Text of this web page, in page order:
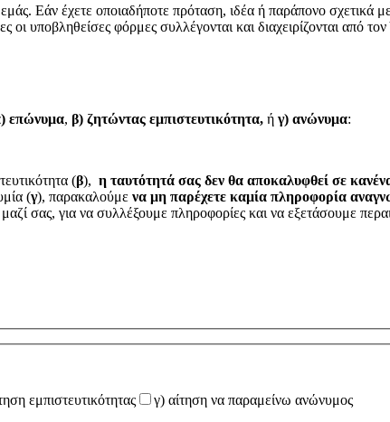
Εάν έχετε οποιαδήποτε πρόταση, ιδέα ή παράπονο σχετικά
υποβληθείσες φόρμες συλλέγονται και διαχειρίζονται από
επώνυμα, β) ζητώντας εμπιστευτικότητα, ή γ) ανώνυμα:
(β), η ταυτότητά σας δεν θα αποκαλυφθεί σε
(γ), παρακαλούμε να μη παρέχετε καμία πληροφορία
σας, για να συλλέξουμε πληροφορίες και να εξετάσουμε
εμπιστευτικότητας
γ) αίτηση να παραμείνω ανώνυμος